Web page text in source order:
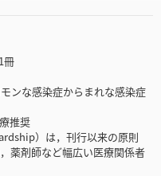
冊
ンな感染症からまれな感染症
推奨
）は，刊行以来の原則
薬剤師など幅広い医療関係者